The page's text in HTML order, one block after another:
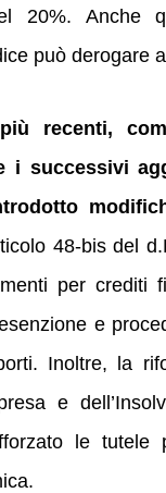
20%. Anche
può derogare
recenti,
i successivi
48-bis del
per crediti
e
Inoltre, la
e
le tutele